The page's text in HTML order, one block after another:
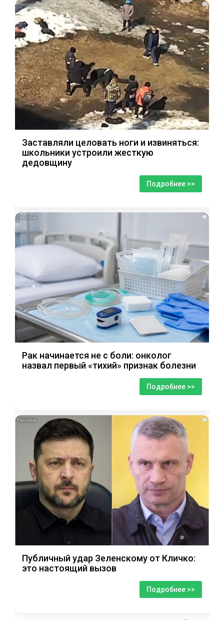
i
Заставляли целовать ноги и извиняться:
школьники устроили жесткую
дедовщину
Подробнее >>
i
Рак начинается не с боли: онколог
назвал первый «тихий» признак болезни
Подробнее >>
i
Публичный удар Зеленскому от Кличко:
это настоящий вызов
Подробнее >>